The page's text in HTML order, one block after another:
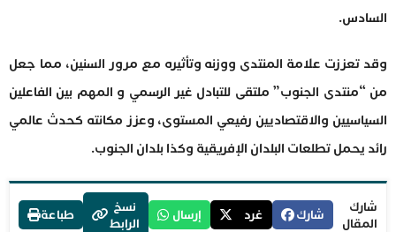
السادس.
وقد تعززت علامة المنتدى ووزنه وتأثيره مع مرور السنين، مما جعل
من “منتدى الجنوب” ملتقى للتبادل غير الرسمي و المهم بين الفاعلين
السياسيين والاقتصاديين رفيعي المستوى، وعزز مكانته كحدث عالمي
رائد يحمل تطلعات البلدان الإفريقية وكذا بلدان الجنوب.
شارك
المقال
شارك غرد إرسال
نسخ
الرابط
طباعة